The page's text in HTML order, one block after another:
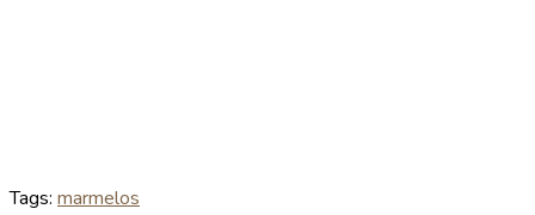
Tags: marmelos